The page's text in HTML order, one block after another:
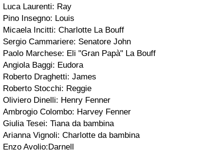
Luca Laurenti: Ray
Pino Insegno: Louis
Micaela Incitti: Charlotte La Bouff
Sergio Cammariere: Senatore John
Paolo Marchese: Eli "Gran Papà" La Bouff
Angiola Baggi: Eudora
Roberto Draghetti: James
Roberto Stocchi: Reggie
Oliviero Dinelli: Henry Fenner
Ambrogio Colombo: Harvey Fenner
Giulia Tesei: Tiana da bambina
Arianna Vignoli: Charlotte da bambina
Enzo Avolio:Darnell